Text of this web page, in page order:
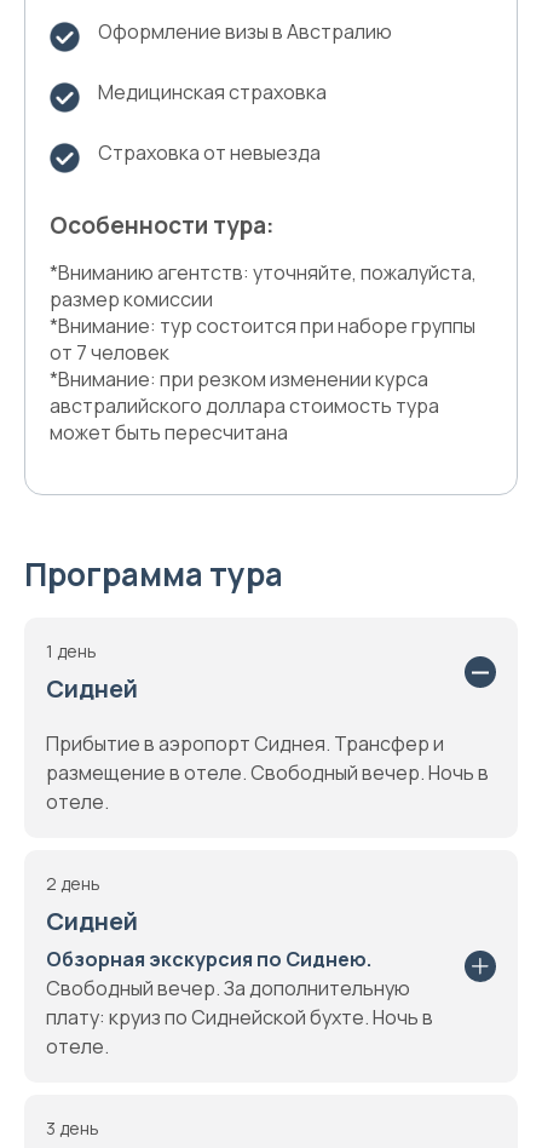
Оформление визы в Австралию
Медицинская страховка
Страховка от невыезда
Особенности тура:
*Вниманию агентств: уточняйте, пожалуйста,
размер комиссии
*Внимание: тур состоится при наборе группы
от 7 человек
*Внимание: при резком изменении курса
австралийского доллара стоимость тура
может быть пересчитана
Программа тура
1 день
Сидней
Прибытие в аэропорт Сиднея. Трансфер и
размещение в отеле. Свободный вечер. Ночь в
отеле.
2 день
Сидней
Обзорная экскурсия по Сиднею.
Свободный вечер. За дополнительную
плату: круиз по Сиднейской бухте. Ночь в
отеле.
3 день